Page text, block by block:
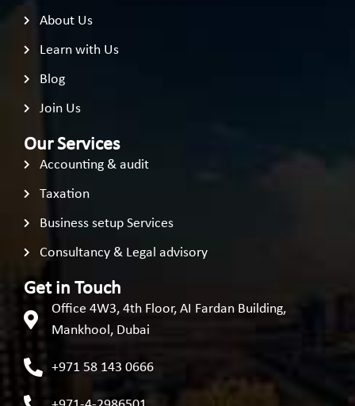
About Us
Learn with Us
Blog
Join Us
Our Services
Accounting & audit
Taxation
Business setup Services
Consultancy & Legal advisory
Get in Touch
Office 4W3, 4th Floor, AI Fardan Building,
Mankhool, Dubai
+971 58 143 0666